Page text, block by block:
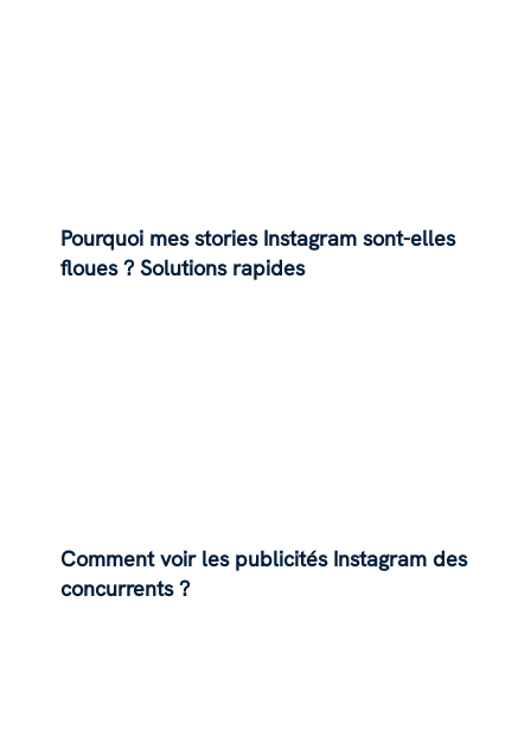
Pourquoi mes stories Instagram sont-elles
floues ? Solutions rapides
Comment voir les publicités Instagram des
concurrents ?